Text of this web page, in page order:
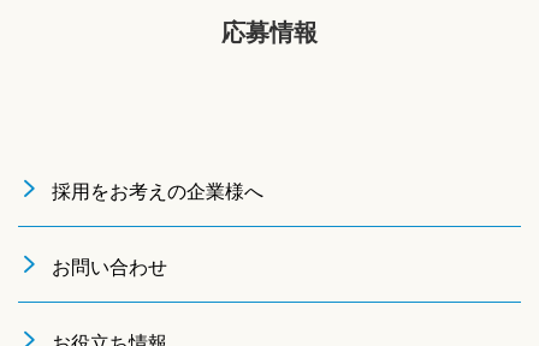
応募情報
採用をお考えの企業様へ
お問い合わせ